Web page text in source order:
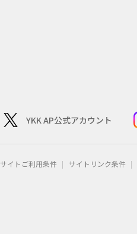
YKK AP公式アカウント
サイトご利用条件 サイトリンク条件